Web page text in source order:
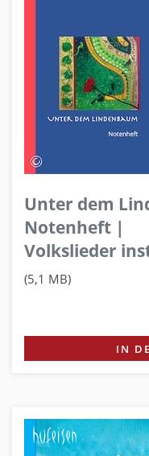
Unter dem
Notenheft |
Volkslieder
(5,1 MB)
IN